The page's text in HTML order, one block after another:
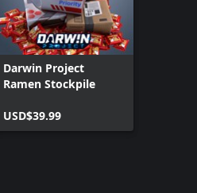
Darwin Project
Ramen Stockpile
USD$39.99